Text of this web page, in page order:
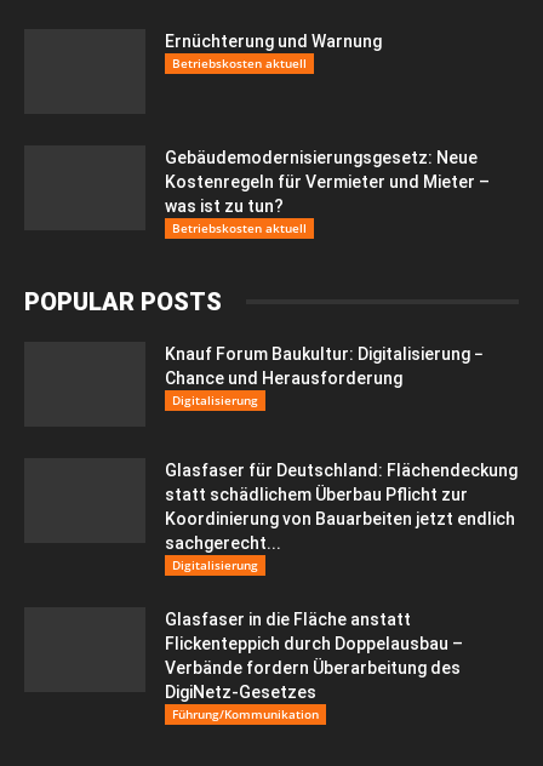
Ernüchterung und Warnung
Betriebskosten aktuell
Gebäudemodernisierungsgesetz: Neue
Kostenregeln für Vermieter und Mieter –
was ist zu tun?
Betriebskosten aktuell
POPULAR POSTS
Knauf Forum Baukultur: Digitalisierung −
Chance und Herausforderung
Digitalisierung
Glasfaser für Deutschland: Flächendeckung
statt schädlichem Überbau Pflicht zur
Koordinierung von Bauarbeiten jetzt endlich
sachgerecht...
Digitalisierung
Glasfaser in die Fläche anstatt
Flickenteppich durch Doppelausbau –
Verbände fordern Überarbeitung des
DigiNetz-Gesetzes
Führung/Kommunikation